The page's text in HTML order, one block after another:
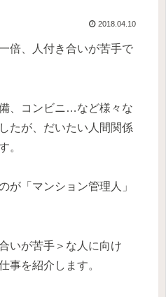
2018.04.10
倍、人付き合いが苦手で
、コンビニ…など様々な
たが、だいたい人間関係
。
が「マンション管理人」
いが苦手＞な人に向け
事を紹介します。